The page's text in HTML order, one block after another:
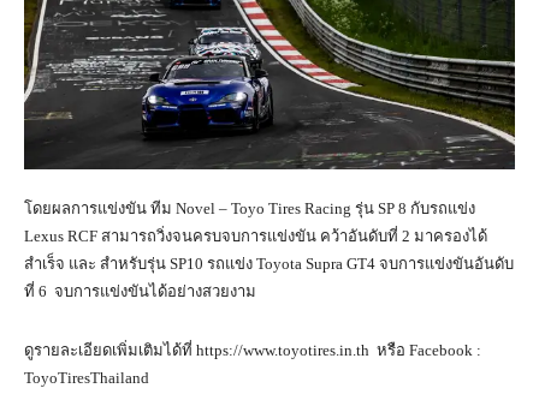
โดยผลการแข่งขัน ทีม Novel – Toyo Tires Racing รุ่น SP 8 กับรถแข่ง
Lexus RCF สามารถวิ่งจนครบจบการแข่งขัน คว้าอันดับที่ 2 มาครองได้
สำเร็จ และ สำหรับรุ่น SP10 รถแข่ง Toyota Supra GT4 จบการแข่งขันอันดับ
ที่ 6 จบการแข่งขันได้อย่างสวยงาม
ดูรายละเอียดเพิ่มเติมได้ที่ https://www.toyotires.in.th หรือ Facebook :
ToyoTiresThailand